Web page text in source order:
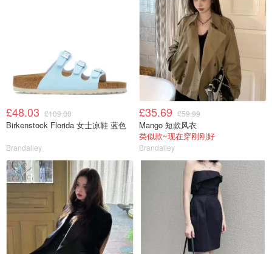
£48.03 £109.00
Birkenstock Florida 女士凉鞋 蓝色
Brandalley
£35.69 £59.99
Mango 短款风衣
类似款~现在穿刚刚好
Brandalley